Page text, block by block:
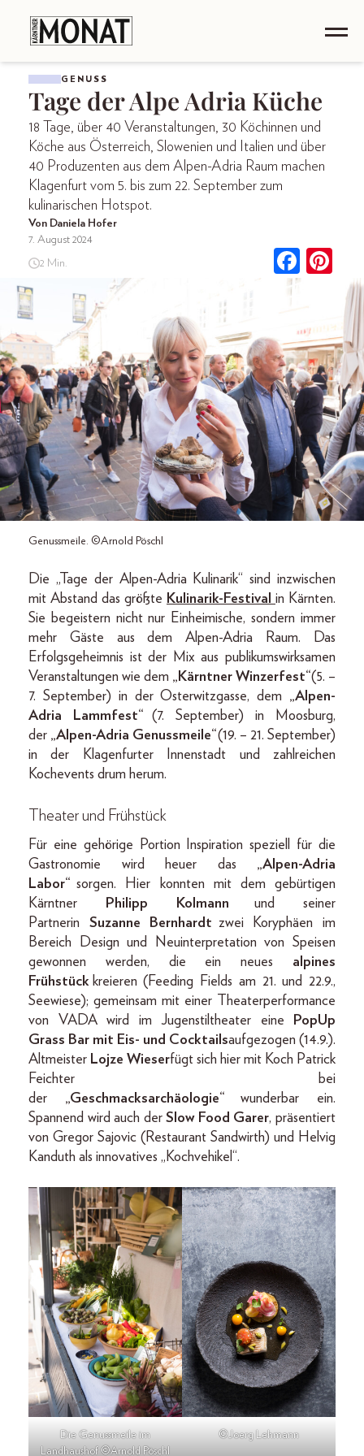
GENUSS
Tage der Alpe Adria Küche
18 Tage, über 40 Veranstaltungen, 30 Köchinnen und
Köche aus Österreich, Slowenien und Italien und über
40 Produzenten aus dem Alpen-Adria Raum machen
Klagenfurt vom 5. bis zum 22. September zum
kulinarischen Hotspot.
Von Daniela Hofer
7. August 2024
2 Min.
Genussmeile. ©Arnold Pöschl
Die „Tage der Alpen-Adria Kulinarik“ sind inzwischen
mit Abstand das größte Kulinarik-Festival in Kärnten.
Sie begeistern nicht nur Einheimische, sondern immer
mehr Gäste aus dem Alpen-Adria Raum. Das
Erfolgsgeheimnis ist der Mix aus publikumswirksamen
Veranstaltungen wie dem „Kärntner Winzerfest“(5. –
7. September) in der Osterwitzgasse, dem „Alpen-
Adria Lammfest“ (7. September) in Moosburg,
der „Alpen-Adria Genussmeile“(19. – 21. September)
in der Klagenfurter Innenstadt und zahlreichen
Kochevents drum herum.
Theater und Frühstück
Für eine gehörige Portion Inspiration speziell für die
Gastronomie wird heuer das „Alpen-Adria
Labor“sorgen. Hier konnten mit dem gebürtigen
Kärntner
Philipp Kolmann und seiner
Partnerin Suzanne Bernhardt zwei Koryphäen im
Bereich Design und Neuinterpretation von Speisen
gewonnen werden, die ein neues alpines
Frühstück kreieren (Feeding Fields am 21. und 22.9.,
Seewiese); gemeinsam mit einer Theaterperformance
von VADA wird im Jugenstiltheater eine
PopUp
Grass Bar mit Eis- und Cocktailsaufgezogen (14.9.).
Altmeister Lojze Wieserfügt sich hier mit Koch Patrick
Feichter bei
der „Geschmacksarchäologie“ wunderbar ein.
Spannend wird auch derSlow Food Garer, präsentiert
von Gregor Sajovic (Restaurant Sandwirth) und Helvig
Kanduth als innovatives „Kochvehikel“.
Die Genussmeile im
Landhaushof ©Arnold Pöschl
©Joerg Lehmann